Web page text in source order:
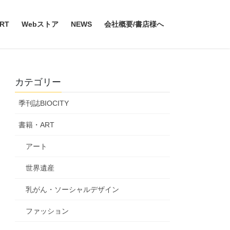
Webストア NEWS 会社概要/書店様へ
カテゴリー
季刊誌BIOCITY
書籍・ART
アート
世界遺産
乳がん・ソーシャルデザイン
ファッション